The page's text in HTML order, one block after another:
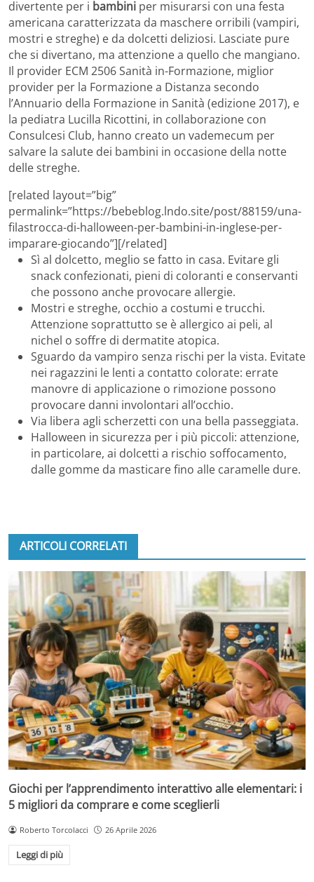
divertente per i bambini per misurarsi con una festa
americana caratterizzata da maschere orribili (vampiri,
mostri e streghe) e da dolcetti deliziosi. Lasciate pure
che si divertano, ma attenzione a quello che mangiano.
Il provider ECM 2506 Sanità in-Formazione, miglior
provider per la Formazione a Distanza secondo
l’Annuario della Formazione in Sanità (edizione 2017), e
la pediatra Lucilla Ricottini, in collaborazione con
Consulcesi Club, hanno creato un vademecum per
salvare la salute dei bambini in occasione della notte
delle streghe.
[related layout=”big”
permalink=”https://bebeblog.lndo.site/post/88159/una-
filastrocca-di-halloween-per-bambini-in-inglese-per-
imparare-giocando”][/related]
Sì al dolcetto, meglio se fatto in casa. Evitare gli
snack confezionati, pieni di coloranti e conservanti
che possono anche provocare allergie.
Mostri e streghe, occhio a costumi e trucchi.
Attenzione soprattutto se è allergico ai peli, al
nichel o soffre di dermatite atopica.
Sguardo da vampiro senza rischi per la vista. Evitate
nei ragazzini le lenti a contatto colorate: errate
manovre di applicazione o rimozione possono
provocare danni involontari all’occhio.
Via libera agli scherzetti con una bella passeggiata.
Halloween in sicurezza per i più piccoli: attenzione,
in particolare, ai dolcetti a rischio soffocamento,
dalle gomme da masticare fino alle caramelle dure.
ARTICOLI CORRELATI
Giochi per l’apprendimento interattivo alle elementari: i
5 migliori da comprare e come sceglierli
Roberto Torcolacci 26 Aprile 2026
Leggi di più